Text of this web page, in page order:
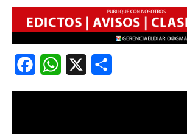
FacebookWhatsApp